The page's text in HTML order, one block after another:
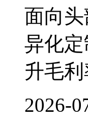
面向
异化
升毛
2026-